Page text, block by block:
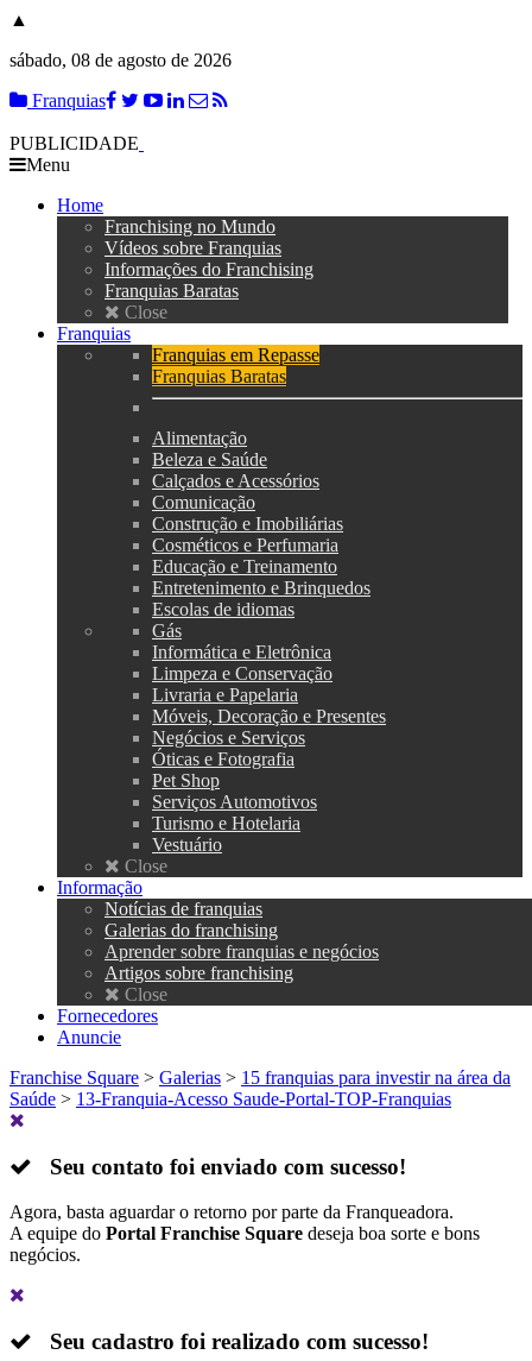
▲
sábado, 08 de agosto de 2026
Franquias
PUBLICIDADE
Menu
Home
Franchising no Mundo
Vídeos sobre Franquias
Informações do Franchising
Franquias Baratas
Close
Franquias
Franquias em Repasse
Franquias Baratas
Alimentação
Beleza e Saúde
Calçados e Acessórios
Comunicação
Construção e Imobiliárias
Cosméticos e Perfumaria
Educação e Treinamento
Entretenimento e Brinquedos
Escolas de idiomas
Gás
Informática e Eletrônica
Limpeza e Conservação
Livraria e Papelaria
Móveis, Decoração e Presentes
Negócios e Serviços
Óticas e Fotografia
Pet Shop
Serviços Automotivos
Turismo e Hotelaria
Vestuário
Close
Informação
Notícias de franquias
Galerias do franchising
Aprender sobre franquias e negócios
Artigos sobre franchising
Close
Fornecedores
Anuncie
Franchise Square > Galerias > 15 franquias para investir na área da
Saúde > 13-Franquia-Acesso Saude-Portal-TOP-Franquias
Seu contato foi enviado com sucesso!
Agora, basta aguardar o retorno por parte da Franqueadora.
A equipe do Portal Franchise Square deseja boa sorte e bons
negócios.
Seu cadastro foi realizado com sucesso!